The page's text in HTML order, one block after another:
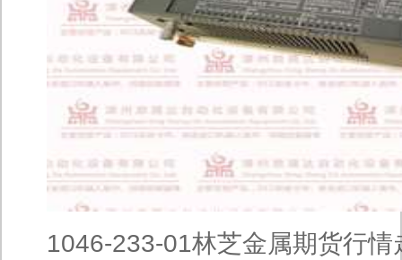
1046-233-01林芝金属期货行情